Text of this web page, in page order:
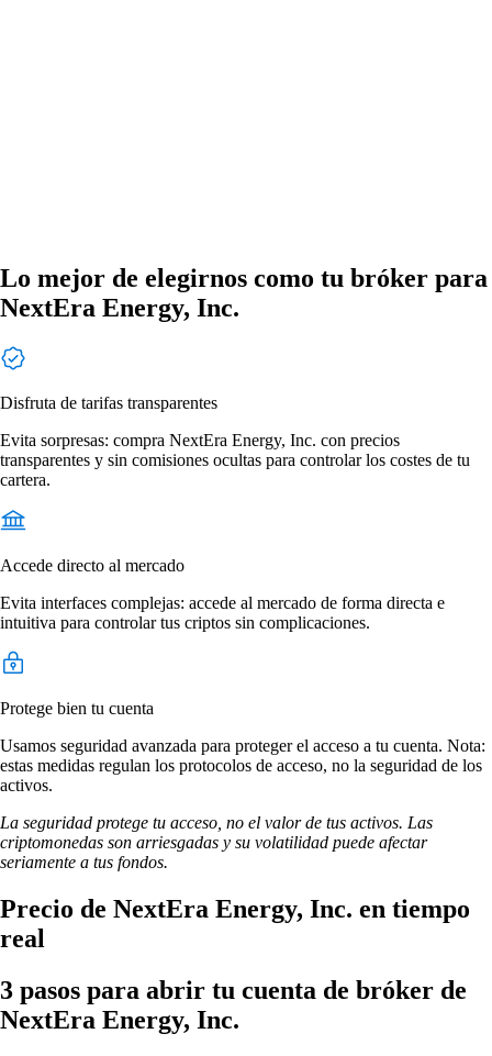
Lo mejor de elegirnos como tu bróker para
NextEra Energy, Inc.
Disfruta de tarifas transparentes
Evita sorpresas: compra NextEra Energy, Inc. con precios
transparentes y sin comisiones ocultas para controlar los costes de tu
cartera.
Accede directo al mercado
Evita interfaces complejas: accede al mercado de forma directa e
intuitiva para controlar tus criptos sin complicaciones.
Protege bien tu cuenta
Usamos seguridad avanzada para proteger el acceso a tu cuenta. Nota:
estas medidas regulan los protocolos de acceso, no la seguridad de los
activos.
La seguridad protege tu acceso, no el valor de tus activos. Las
criptomonedas son arriesgadas y su volatilidad puede afectar
seriamente a tus fondos.
Precio de NextEra Energy, Inc. en tiempo
real
3 pasos para abrir tu cuenta de bróker de
NextEra Energy, Inc.